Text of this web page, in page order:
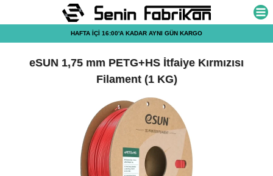
HAFTA İÇİ 16:00'A KADAR AYNI GÜN
eSUN 1,75 mm PETG+HS İtfaiye Kırmızısı
Filament (1 KG)